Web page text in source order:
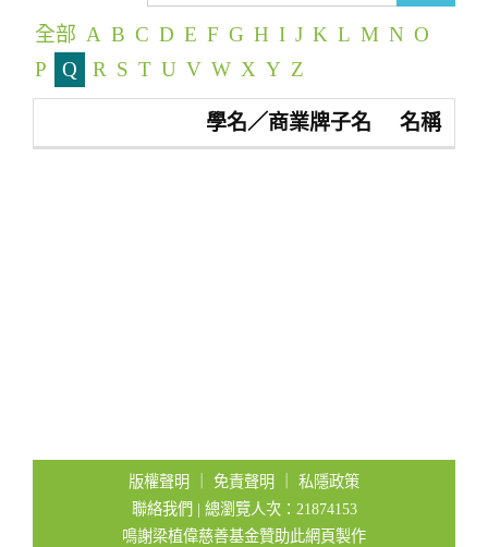
i
全部 A B C D E F G H I J K L M N O
P
Q R S T U V W X Y Z
學名／商業牌子名 名稱
版權聲明 免責聲明
私隱政策
聯絡我們 | 總瀏覽人次：21874153
鳴謝梁植偉慈善基金贊助此網頁製作